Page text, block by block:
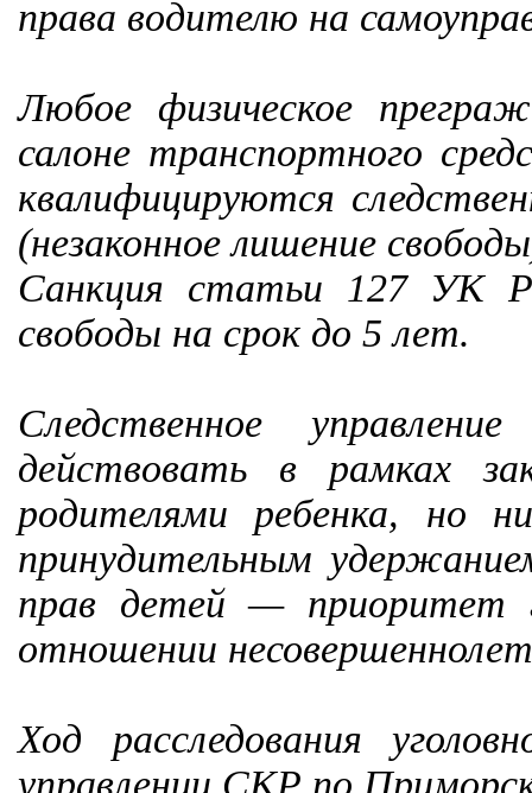
права водителю на
Любое физическое
салоне транспортного
квалифицируются
(незаконное лишение
Санкция статьи 127 УК
свободы на срок до 5 лет.
Следственное
действовать в рамках
родителями ребенка, но
принудительным
прав детей — приоритет
отношении
Ход расследования
управлении СКР по